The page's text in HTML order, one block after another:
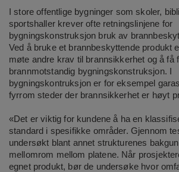
I store offentlige bygninger som skoler,
sportshaller krever ofte retningslinjene for
bygningskonstruksjon bruk av
Ved å bruke et brannbeskyttende produkt
møte andre krav til brannsikkerhet og å få
brannmotstandig bygningskonstruksjon. I
bygningskontruksjon er for eksempel
fyrrom steder der brannsikkerhet er høyt
«Det er viktig for kundene å ha en
standard i spesifikke områder. Gjennom
undersøkt blant annet strukturenes
mellomrom mellom platene. Når
egnet produkt, bør de undersøke hvor